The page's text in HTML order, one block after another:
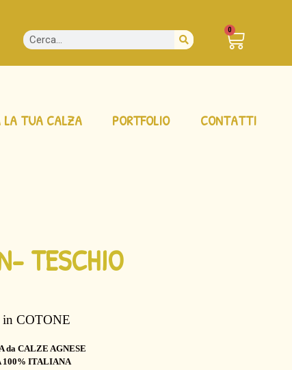
0
LA TUA CALZA PORTFOLIO CONTATTI
TESCHIO
in COTONE
da CALZE AGNESE
100% ITALIANA